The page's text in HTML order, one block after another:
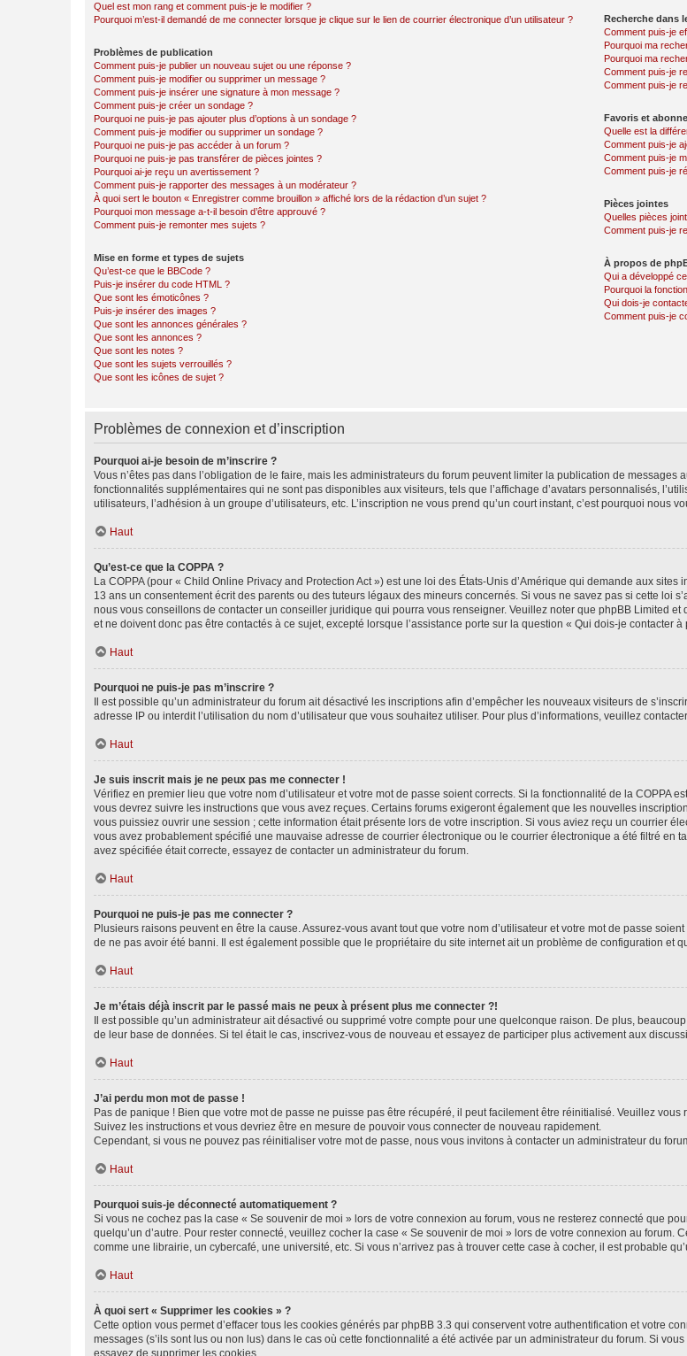
Quel est mon rang et comment puis-je le modifier ?
Pourquoi m’est-il demandé de me connecter lorsque je clique sur le lien de courrier électronique d’un utilisateur ?
Problèmes de publication
Comment puis-je publier un nouveau sujet ou une réponse ?
Comment puis-je modifier ou supprimer un message ?
Comment puis-je insérer une signature à mon message ?
Comment puis-je créer un sondage ?
Pourquoi ne puis-je pas ajouter plus d’options à un sondage ?
Comment puis-je modifier ou supprimer un sondage ?
Pourquoi ne puis-je pas accéder à un forum ?
Pourquoi ne puis-je pas transférer de pièces jointes ?
Pourquoi ai-je reçu un avertissement ?
Comment puis-je rapporter des messages à un modérateur ?
À quoi sert le bouton « Enregistrer comme brouillon » affiché lors de la rédaction d’un sujet ?
Pourquoi mon message a-t-il besoin d’être approuvé ?
Comment puis-je remonter mes sujets ?
Mise en forme et types de sujets
Qu’est-ce que le BBCode ?
Puis-je insérer du code HTML ?
Que sont les émoticônes ?
Puis-je insérer des images ?
Que sont les annonces générales ?
Que sont les annonces ?
Que sont les notes ?
Que sont les sujets verrouillés ?
Que sont les icônes de sujet ?
Recherche dans
Comment puis-je
Pourquoi ma
Pourquoi ma
Comment puis-je
Comment puis-je
Favoris et
Quelle est la
Comment puis-je
Comment puis-je
Comment puis-je
Pièces jointes
Quelles pièces
Comment puis-je
À propos de
Qui a développé
Pourquoi la
Qui dois-je
Comment puis-je
Problèmes de connexion et d’inscription
Pourquoi ai-je besoin de m’inscrire ?
Vous n’êtes pas dans l’obligation de le faire, mais les administrateurs du forum peuvent limiter la publication de
fonctionnalités supplémentaires qui ne sont pas disponibles aux visiteurs, tels que l’affichage d’avatars personnalisés,
utilisateurs, l’adhésion à un groupe d’utilisateurs, etc. L’inscription ne vous prend qu’un court instant, c’est pourquoi nous
Haut
Qu’est-ce que la COPPA ?
La COPPA (pour « Child Online Privacy and Protection Act ») est une loi des États-Unis d’Amérique qui demande aux
13 ans un consentement écrit des parents ou des tuteurs légaux des mineurs concernés. Si vous ne savez pas si cette loi
nous vous conseillons de contacter un conseiller juridique qui pourra vous renseigner. Veuillez noter que phpBB Limited
et ne doivent donc pas être contactés à ce sujet, excepté lorsque l’assistance porte sur la question « Qui dois-je contacter
Haut
Pourquoi ne puis-je pas m’inscrire ?
Il est possible qu’un administrateur du forum ait désactivé les inscriptions afin d’empêcher les nouveaux visiteurs de
adresse IP ou interdit l’utilisation du nom d’utilisateur que vous souhaitez utiliser. Pour plus d’informations, veuillez
Haut
Je suis inscrit mais je ne peux pas me connecter !
Vérifiez en premier lieu que votre nom d’utilisateur et votre mot de passe soient corrects. Si la fonctionnalité de la COPPA
vous devrez suivre les instructions que vous avez reçues. Certains forums exigeront également que les nouvelles
vous puissiez ouvrir une session ; cette information était présente lors de votre inscription. Si vous aviez reçu un courrier
vous avez probablement spécifié une mauvaise adresse de courrier électronique ou le courrier électronique a été filtré en
avez spécifiée était correcte, essayez de contacter un administrateur du forum.
Haut
Pourquoi ne puis-je pas me connecter ?
Plusieurs raisons peuvent en être la cause. Assurez-vous avant tout que votre nom d’utilisateur et votre mot de passe
de ne pas avoir été banni. Il est également possible que le propriétaire du site internet ait un problème de configuration et
Haut
Je m’étais déjà inscrit par le passé mais ne peux à présent plus me connecter ?!
Il est possible qu’un administrateur ait désactivé ou supprimé votre compte pour une quelconque raison. De plus,
de leur base de données. Si tel était le cas, inscrivez-vous de nouveau et essayez de participer plus activement aux
Haut
J’ai perdu mon mot de passe !
Pas de panique ! Bien que votre mot de passe ne puisse pas être récupéré, il peut facilement être réinitialisé. Veuillez
Suivez les instructions et vous devriez être en mesure de pouvoir vous connecter de nouveau rapidement.
Cependant, si vous ne pouvez pas réinitialiser votre mot de passe, nous vous invitons à contacter un administrateur du
Haut
Pourquoi suis-je déconnecté automatiquement ?
Si vous ne cochez pas la case « Se souvenir de moi » lors de votre connexion au forum, vous ne resterez connecté que
quelqu’un d’autre. Pour rester connecté, veuillez cocher la case « Se souvenir de moi » lors de votre connexion au
comme une librairie, un cybercafé, une université, etc. Si vous n’arrivez pas à trouver cette case à cocher, il est probable
Haut
À quoi sert « Supprimer les cookies » ?
Cette option vous permet d’effacer tous les cookies générés par phpBB 3.3 qui conservent votre authentification et votre
messages (s’ils sont lus ou non lus) dans le cas où cette fonctionnalité a été activée par un administrateur du forum. Si
essayez de supprimer les cookies.